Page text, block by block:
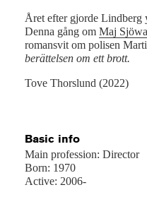
Året efter gjorde Lindberg
Denna gång om Maj
romansvit om polisen
berättelsen om ett brott.
Tove Thorslund (2022)
Basic info
Main profession: Director
Born: 1970
Active: 2006-